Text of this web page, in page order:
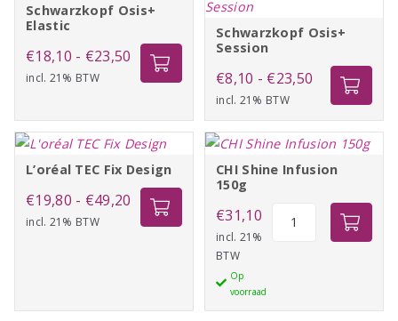
Type salonklant/Handige tips voor de
De INDOLA Flexibele Haarspray is voor alle salonklanten die
hun haar willen stylen met aanpasbare fixatie en natuurlijke
beweging. Ze waarderen professionele producten die
werkbare fixatie bieden en waarderen ondersteuning
waarmee ze veelzijdige looks kunnen creëren terwijl de
integriteit van hun haar behouden blijft.
Schwarzkopf Osis+
Elastic
€18,10 - €23,50 Prijsklasse:
€18,10
€23,50
incl. 21% BTW
Schwarzkopf Osis+
Session
€8,10 - €23,50 Prijsklasse:
€8,10
tot
€23,50
incl. 21% BTW
L’oréal TEC Fix Design
€19,80 - €49,20 Prijsklasse:
€19,80
incl. 21% BTW
CHI Shine Infusion
150g
€31,10
incl. 21%
BTW
Op
voorraad